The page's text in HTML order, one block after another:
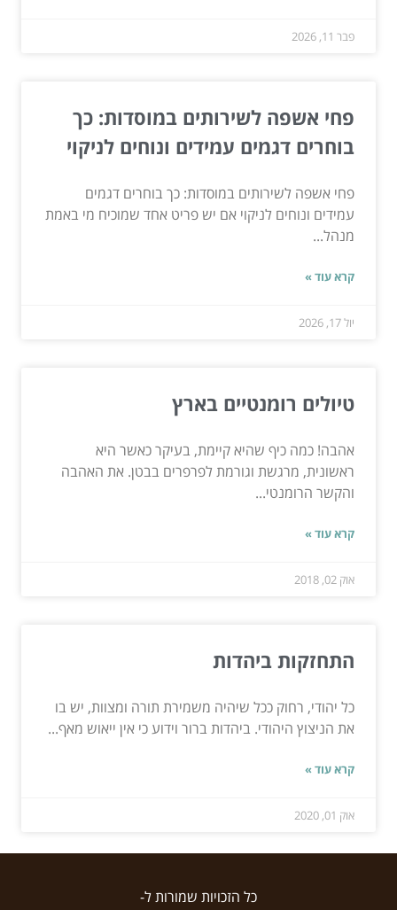
פבר 11, 2026
פחי אשפה לשירותים במוסדות: כך
בוחרים דגמים עמידים ונוחים לניקוי
פחי אשפה לשירותים במוסדות: כך בוחרים דגמים
עמידים ונוחים לניקוי אם יש פריט אחד שמוכיח מי באמת
מנהל...
קרא עוד »
יול 17, 2026
טיולים רומנטיים בארץ
אהבה! כמה כיף שהיא קיימת, בעיקר כאשר היא
ראשונית, מרגשת וגורמת לפרפרים בבטן. את האהבה
והקשר הרומנטי...
קרא עוד »
אוק 02, 2018
התחזקות ביהדות
כל יהודי, רחוק ככל שיהיה משמירת תורה ומצוות, יש בו
את הניצוץ היהודי. ביהדות ברור וידוע כי אין ייאוש מאף...
קרא עוד »
אוק 01, 2020
כל הזכויות שמורות ל-